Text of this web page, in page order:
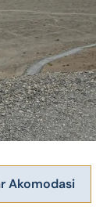
Akomodasi